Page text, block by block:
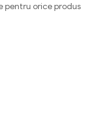
pentru orice produs